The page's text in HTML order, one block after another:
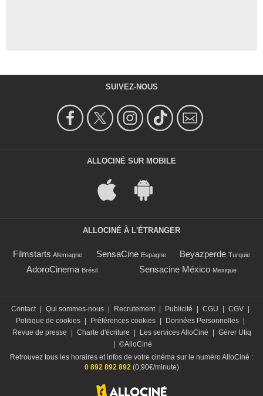
SUIVEZ-NOUS
ALLOCINÉ SUR MOBILE
ALLOCINÉ À L'ÉTRANGER
Filmstarts Allemagne SensaCine Espagne Beyazperde Turquie
AdoroCinema Brésil Sensacine México Mexique
Contact | Qui sommes-nous | Recrutement | Publicité | CGU | CGV |
Politique de cookies | Préférences cookies | Données Personnelles |
Revue de presse
| Charte d'écriture | Les services AlloCiné | Gérer Utiq
| ©AlloCiné
Retrouvez tous les horaires et infos de votre cinéma sur le numéro AlloCiné :
0 892 892 892 (0,90€/minute)